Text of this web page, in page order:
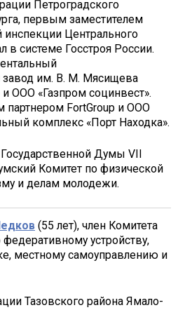
Петроградского
первым заместителем
инспекции Центрального
в системе Госстроя России.
завод им. В. М. Мясищева
ООО «Газпром социнвест».
партнером FortGroup и ООО
комплекс «Порт Находка».
Думы VII
Комитет по физической
и делам молодежи.
(55 лет), член Комитета
устройству,
местному самоуправлению и
Тазовского района Ямало-